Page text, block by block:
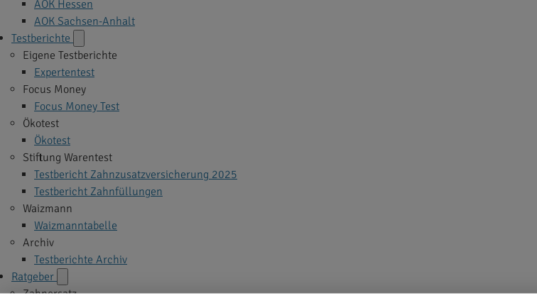
AOK Hessen
AOK Sachsen-Anhalt
Testberichte
Eigene Testberichte
Expertentest
Focus Money
Focus Money Test
Ökotest
Ökotest
Stiftung Warentest
Testbericht Zahnzusatzversicherung 2025
Testbericht Zahnfüllungen
Waizmann
Waizmanntabelle
Archiv
Testberichte Archiv
Ratgeber
Zahnersatz